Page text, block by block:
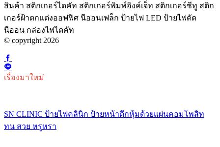
สินค้า สติกเกอร์ไดคัท สติกเกอร์พิมพ์อิงค์เจ็ท สติกเกอร์ซีทู สติก
เกอร์ฝ้าตกแต่งออฟฟิศ นีออนเฟล็ก ป้ายไฟ LED ป้ายไฟดัด
นีออน กล่องไฟไดคัท
© copyright 2026
เรื่องมาใหม่
SN CLINIC ป้ายไฟคลินิก ป้ายหน้าตึกหุ้มด้วยแผ่นคอมโพสิท
ทน สวย หรูหรา